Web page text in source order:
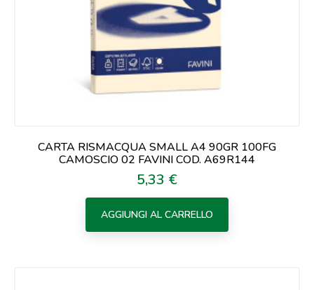
CARTA RISMACQUA SMALL A4 90GR 100FG
CAMOSCIO 02 FAVINI COD. A69R144
Prezzo
5,33 €
AGGIUNGI AL CARRELLO